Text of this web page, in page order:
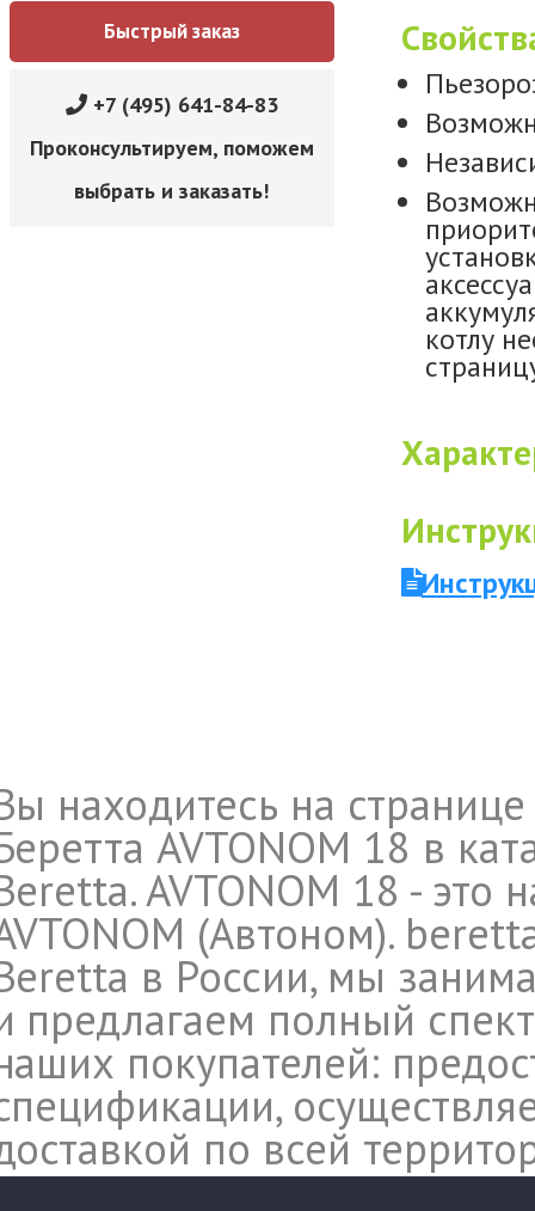
Быстрый заказ
+7 (495) 641-84-83
Проконсультируем, поможем
выбрать и заказать!
котлу
находитесь на
AVTONOM 18 в
AVTONOM 18 - это
(Автоном).
в России, мы
предлагаем полный
покупателей:
по всей